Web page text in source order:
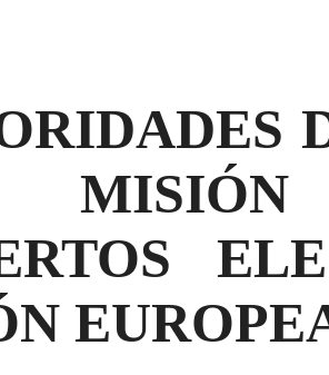
MISIÓN